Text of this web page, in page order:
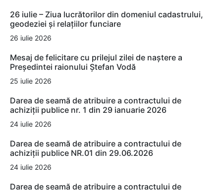
26 iulie – Ziua lucrătorilor din domeniul cadastrului,
geodeziei și relațiilor funciare
26 iulie 2026
Mesaj de felicitare cu prilejul zilei de naștere a
Președintei raionului Ștefan Vodă
25 iulie 2026
Darea de seamă de atribuire a contractului de
achiziții publice nr. 1 din 29 ianuarie 2026
24 iulie 2026
Darea de seamă de atribuire a contractului de
achiziții publice NR.01 din 29.06.2026
24 iulie 2026
Darea de seamă de atribuire a contractului de